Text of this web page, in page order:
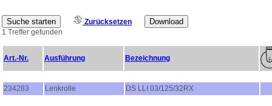
Zurücksetzen
1 Treffer gefunden
Art.-Nr. Ausführung Bezeichnung
234283 Lenkrolle DS LLI 03/125/32RX